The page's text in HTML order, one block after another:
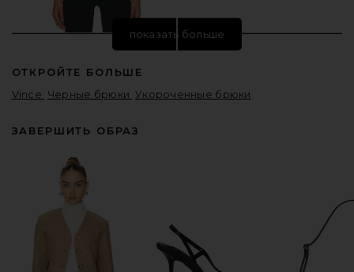
Splits59 Airweight High Waist
26" Legging in Black
Splits59
показать больше
ОТКРОЙТЕ БОЛЬШЕ
Vince Черные брюки Укороченные брюки
ЗАВЕРШИТЬ ОБРАЗ